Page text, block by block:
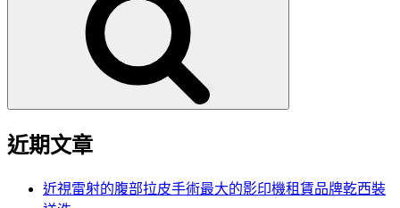
近期文章
近視雷射的腹部拉皮手術最大的影印機租賃品牌乾西裝